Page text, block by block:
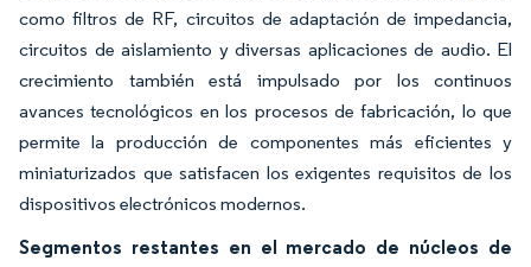
como filtros de RF, circuitos de adaptación de impedancia,
circuitos de aislamiento y diversas aplicaciones de audio. El
crecimiento también está impulsado por los continuos
avances tecnológicos en los procesos de fabricación, lo que
permite la producción de componentes más eficientes y
miniaturizados que satisfacen los exigentes requisitos de los
dispositivos electrónicos modernos.
Segmentos restantes en el mercado de núcleos de